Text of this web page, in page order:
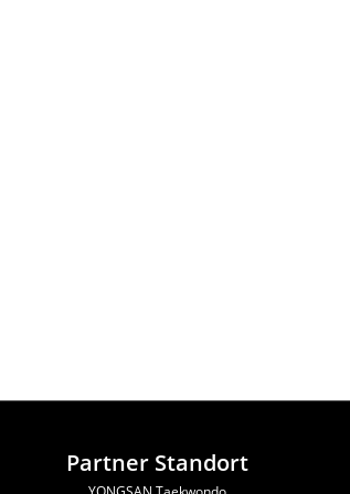
Partner Standort